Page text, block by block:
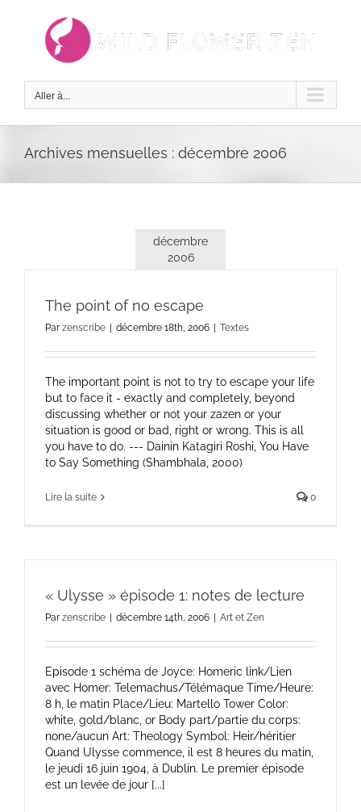
Aller à...
Archives mensuelles : décembre 2006
décembre
2006
The point of no escape
Par zenscribe | décembre 18th, 2006 | Textes
The important point is not to try to escape your life
but to face it - exactly and completely, beyond
discussing whether or not your zazen or your
situation is good or bad, right or wrong. This is all
you have to do. --- Dainin Katagiri Roshi, You Have
to Say Something (Shambhala, 2000)
Lire la suite 0
« Ulysse » épisode 1: notes de lecture
Par zenscribe | décembre 14th, 2006 | Art et Zen
Episode 1 schéma de Joyce: Homeric link/Lien
avec Homer: Telemachus/Télémaque Time/Heure:
8 h, le matin Place/Lieu: Martello Tower Color:
white, gold/blanc, or Body part/partie du corps:
none/aucun Art: Theology Symbol: Heir/héritier
Quand Ulysse commence, il est 8 heures du matin,
le jeudi 16 juin 1904, à Dublin. Le premier épisode
est un levée de jour [...]